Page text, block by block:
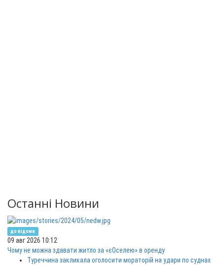
Останні Новини
до відома
09 авг 2026 10:12
Чому не можна здавати житло за «єОселею» в оренду
Туреччина закликала оголосити мораторій на удари по суднах